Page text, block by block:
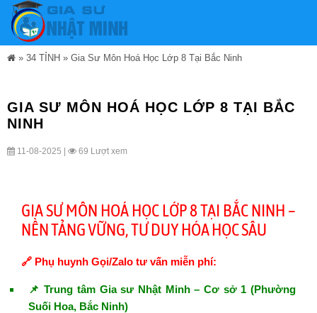
» 34 TỈNH » Gia Sư Môn Hoá Học Lớp 8 Tại Bắc Ninh
GIA SƯ MÔN HOÁ HỌC LỚP 8 TẠI BẮC
NINH
11-08-2025 | 69 Lượt xem
GIA SƯ MÔN HOÁ HỌC LỚP 8 TẠI BẮC NINH –
NỀN TẢNG VỮNG, TƯ DUY HÓA HỌC SÂU
🔗 Phụ huynh Gọi/Zalo tư vấn miễn phí:
📌 Trung tâm Gia sư Nhật Minh – Cơ sở 1 (Phường
Suối Hoa, Bắc Ninh)